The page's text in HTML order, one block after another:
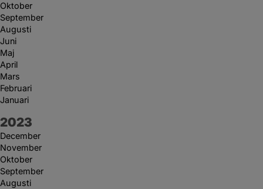
Oktober
September
Augusti
Juni
Maj
April
Mars
Februari
Januari
År:
2023
December
November
Oktober
September
Augusti